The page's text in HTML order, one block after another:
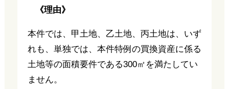
《理由》
本件では、甲土地、乙土地、丙土地は、いず
れも、単独では、本件特例の買換資産に係る
土地等の面積要件である300㎡を満たしてい
ません。